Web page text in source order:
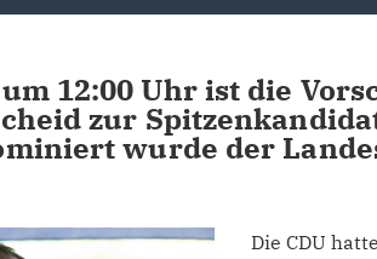
12:00 Uhr ist die
zur
wurde der
Die CDU